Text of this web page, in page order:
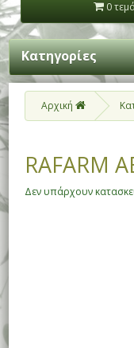
0
Κατηγορίες
Αρχική
RAFARM
Δεν υπάρχουν